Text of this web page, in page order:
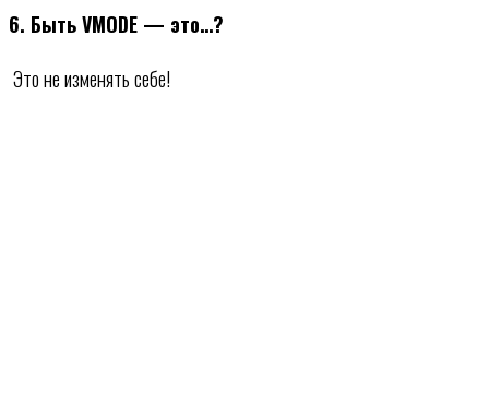
6. Быть VMODE — это…?
Это не изменять себе!